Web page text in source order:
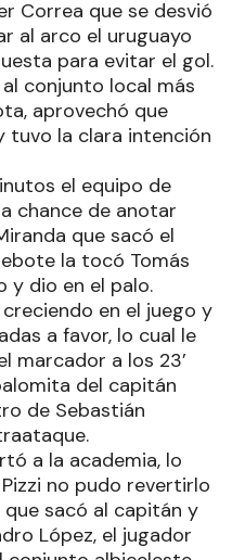
Correa que se desvió
al arco el uruguayo
para evitar el gol.
conjunto local más
aprovechó que
tuvo la clara intención
el equipo de
chance de anotar
que sacó el
la tocó Tomás
y dio en el palo.
en el juego y
a favor, lo cual le
marcador a los 23’
del capitán
de Sebastián
a la academia, lo
no pudo revertirlo
sacó al capitán y
López, el jugador